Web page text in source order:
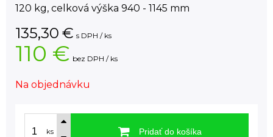
120 kg, celková výška 940 - 1145 mm
135,30 € s DPH / ks
110 € bez DPH / ks
Na objednávku
ks Pridať do košíka